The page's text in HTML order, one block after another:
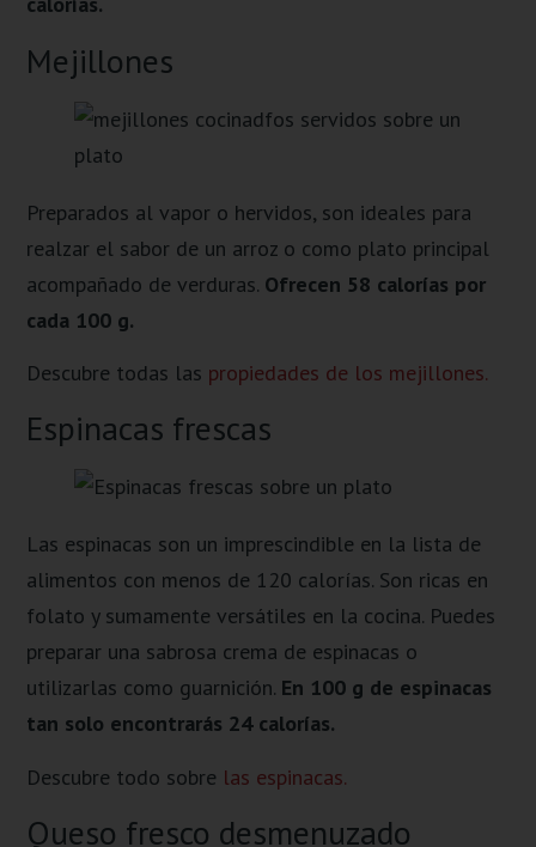
Mejillones
Preparados al vapor o hervidos, son ideales para
realzar el sabor de un arroz o como plato principal
acompañado de verduras. Ofrecen 58 calorías por
cada 100 g.
Descubre todas las propiedades de los mejillones.
Espinacas frescas
Las espinacas son un imprescindible en la lista de
alimentos con menos de 120 calorías. Son ricas en
folato y sumamente versátiles en la cocina. Puedes
preparar una sabrosa crema de espinacas o
utilizarlas como guarnición. En 100 g de espinacas
tan solo encontrarás 24 calorías.
Descubre todo sobre las espinacas.
Queso fresco desmenuzado